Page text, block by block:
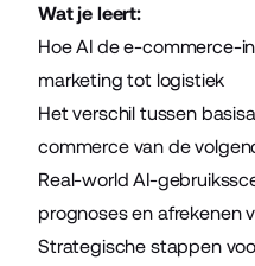
Wat je leert:
Hoe AI de e-commerce-
marketing tot logistiek
Het verschil tussen
commerce van de
Real-world AI-
prognoses en afrekenen
Strategische stappen